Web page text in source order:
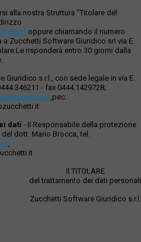
alla nostra Struttura "Titolare del
oppure chiamando il numero
Zucchetti Software Giuridico srl via E.
Le risponderà entro 30 giorni dalla
Giuridico s.r.l., con sede legale in via E.
- fax 0444.1429728;
,pec:
dati - Il Responsabile della protezione
dott. Mario Brocca, tel.
,
Il TITOLARE
del trattamento dei dati personali
Zucchetti Software Giuridico s.r.l.